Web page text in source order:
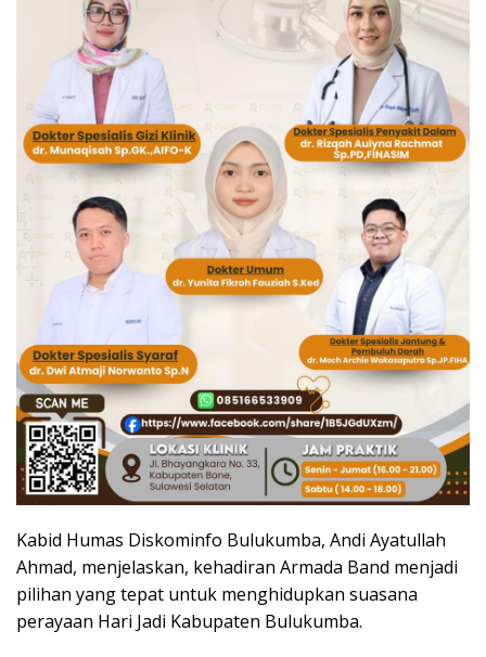
Kabid Humas Diskominfo Bulukumba, Andi Ayatullah
Ahmad, menjelaskan, kehadiran Armada Band menjadi
pilihan yang tepat untuk menghidupkan suasana
perayaan Hari Jadi Kabupaten Bulukumba.